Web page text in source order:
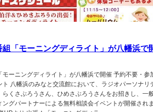
組「モーニングディライト」が八幡浜で
モーニングディライト」が八幡浜で開催 予約不要・参
ト 八幡浜のみなと交流館において、ラジオパーソナリ
らくさぶろうさん、ひめさぶろうさんをお招きし、一
ングパートナーによる無料相談会イベントが開催されま